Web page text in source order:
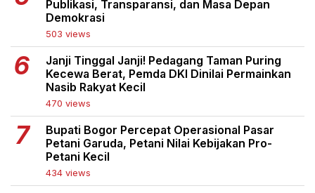
Publikasi, Transparansi, dan Masa Depan
Demokrasi
503 views
Janji Tinggal Janji! Pedagang Taman Puring
Kecewa Berat, Pemda DKI Dinilai Permainkan
Nasib Rakyat Kecil
470 views
Bupati Bogor Percepat Operasional Pasar
Petani Garuda, Petani Nilai Kebijakan Pro-
Petani Kecil
434 views